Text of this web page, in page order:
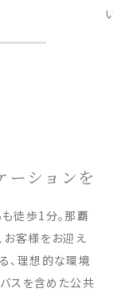
ーションを
徒歩1分。那覇
お客様をお迎え
、理想的な環境
バスを含めた公共